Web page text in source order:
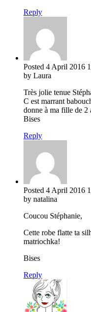
Reply
Posted 4 April 2016
by Laura
Très jolie tenue
C est marrant
donne à ma fille de 2
Bises
Reply
Posted 4 April 2016
by natalina
Coucou Stéphanie,
Cette robe flatte ta
matriochka!
Bises
Reply